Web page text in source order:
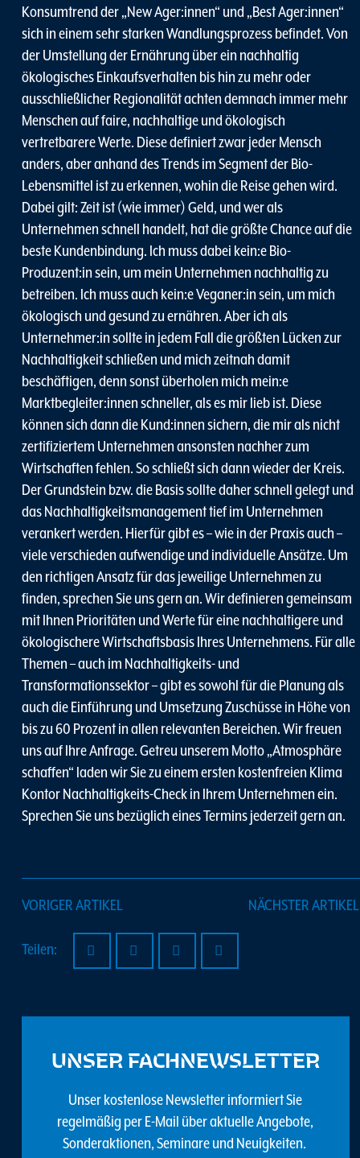
Konsumtrend der „New Ager:innen“ und „Best Ager:innen“
sich in einem sehr starken Wandlungsprozess befindet. Von
der Umstellung der Ernährung über ein nachhaltig
ökologisches Einkaufsverhalten bis hin zu mehr oder
ausschließlicher Regionalität achten demnach immer mehr
Menschen auf faire, nachhaltige und ökologisch
vertretbarere Werte. Diese definiert zwar jeder Mensch
anders, aber anhand des Trends im Segment der Bio-
Lebensmittel ist zu erkennen, wohin die Reise gehen wird.
Dabei gilt: Zeit ist (wie immer) Geld, und wer als
Unternehmen schnell handelt, hat die größte Chance auf die
beste Kundenbindung. Ich muss dabei kein:e Bio-
Produzent:in sein, um mein Unternehmen nachhaltig zu
betreiben. Ich muss auch kein:e Veganer:in sein, um mich
ökologisch und gesund zu ernähren. Aber ich als
Unternehmer:in sollte in jedem Fall die größten Lücken zur
Nachhaltigkeit schließen und mich zeitnah damit
beschäftigen, denn sonst überholen mich mein:e
Marktbegleiter:innen schneller, als es mir lieb ist. Diese
können sich dann die Kund:innen sichern, die mir als nicht
zertifiziertem Unternehmen ansonsten nachher zum
Wirtschaften fehlen. So schließt sich dann wieder der Kreis.
Der Grundstein bzw. die Basis sollte daher schnell gelegt und
das Nachhaltigkeitsmanagement tief im Unternehmen
verankert werden. Hierfür gibt es – wie in der Praxis auch –
viele verschieden aufwendige und individuelle Ansätze. Um
den richtigen Ansatz für das jeweilige Unternehmen zu
finden, sprechen Sie uns gern an. Wir definieren gemeinsam
mit Ihnen Prioritäten und Werte für eine nachhaltigere und
ökologischere Wirtschaftsbasis Ihres Unternehmens. Für alle
Themen – auch im Nachhaltigkeits- und
Transformationssektor – gibt es sowohl für die Planung als
auch die Einführung und Umsetzung Zuschüsse in Höhe von
bis zu 60 Prozent in allen relevanten Bereichen. Wir freuen
uns auf Ihre Anfrage. Getreu unserem Motto „Atmosphäre
schaffen“ laden wir Sie zu einem ersten kostenfreien Klima
Kontor Nachhaltigkeits-Check in Ihrem Unternehmen ein.
Sprechen Sie uns bezüglich eines Termins jederzeit gern an.
VORIGER ARTIKEL NÄCHSTER ARTIKEL
Teilen:
UNSER FACHNEWSLETTER
Unser kostenlose Newsletter informiert Sie
regelmäßig per E-Mail über aktuelle Angebote,
Sonderaktionen, Seminare und Neuigkeiten.